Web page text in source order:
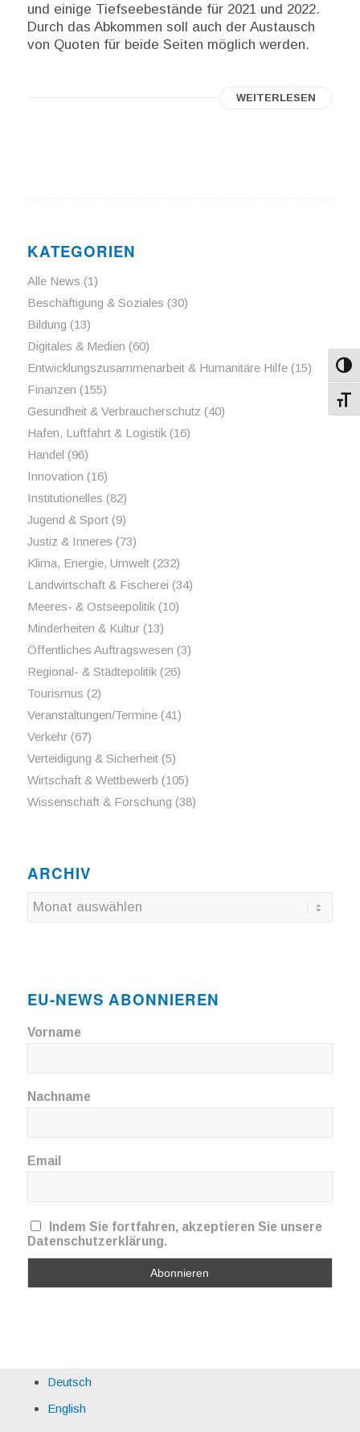
und einige Tiefseebestände für 2021 und 2022.
Durch das Abkommen soll auch der Austausch
von Quoten für beide Seiten möglich werden.
WEITERLESEN
KATEGORIEN
Alle News (1)
Beschäftigung & Soziales (30)
Bildung (13)
Digitales & Medien (60)
Entwicklungszusammenarbeit & Humanitäre Hilfe(15)
Finanzen (155)
Gesundheit & Verbraucherschutz (40)
Hafen, Luftfahrt & Logistik(16)
Handel (96)
Innovation (16)
Institutionelles (82)
Jugend & Sport(9)
Justiz & Inneres (73)
Klima, Energie, Umwelt(232)
Landwirtschaft & Fischerei (34)
Meeres- & Ostseepolitik(10)
Minderheiten & Kultur(13)
Öffentliches Auftragswesen (3)
Regional- & Städtepolitik(26)
Tourismus (2)
Veranstaltungen/Termine(41)
Verkehr(67)
Verteidigung & Sicherheit(5)
Wirtschaft & Wettbewerb (105)
Wissenschaft & Forschung (38)
ARCHIV
EU-NEWS ABONNIEREN
Vorname
Nachname
Email
Indem Sie fortfahren, akzeptieren Sie unsere
Datenschutzerklärung.
Deutsch
English